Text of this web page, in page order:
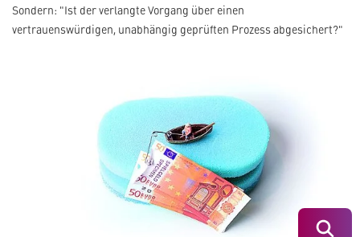
Suchen
Sondern: "Ist der verlangte Vorgang über einen
vertrauenswürdigen, unabhängig geprüften Prozess abgesichert?"